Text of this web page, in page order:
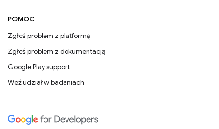
POMOC
Zgłoś problem z platformą
Zgłoś problem z dokumentacją
Google Play support
Weź udział w badaniach